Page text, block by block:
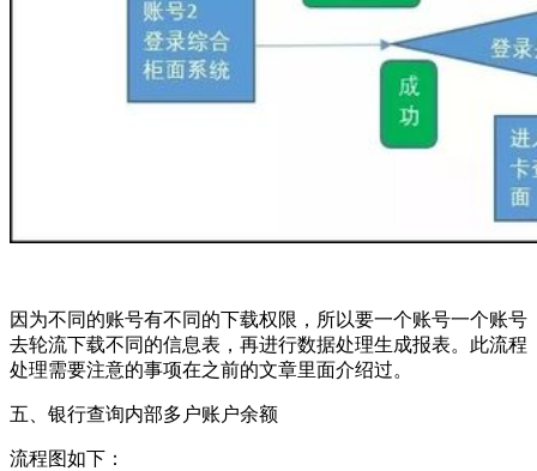
因为不同的账号有不同的下载权限，所以要一个账号一个账号
去轮流下载不同的信息表，再进行数据处理生成报表。此流程
处理需要注意的事项在之前的文章里面介绍过。
五、银行查询内部多户账户余额
流程图如下：